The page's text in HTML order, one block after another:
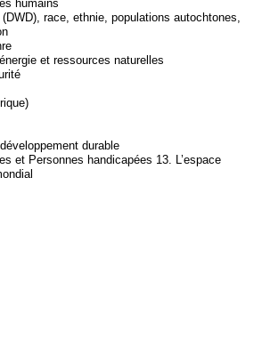
humains
race, ethnie, populations autochtones,
et ressources naturelles
durable
et Personnes handicapées 13. L’espace